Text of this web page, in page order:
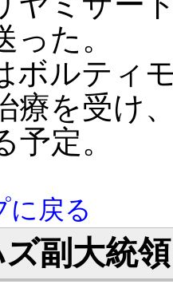
た。
ルティ
療を受け
定。
に戻る
ズ副大統